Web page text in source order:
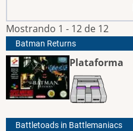
Mostrando 1 - 12 de 12
Batman Returns
Plataforma
Battletoads in Battlemaniacs